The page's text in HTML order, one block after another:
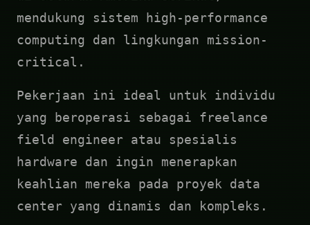
mendukung sistem high-performance
computing dan lingkungan mission-
critical.
Pekerjaan ini ideal untuk individu
yang beroperasi sebagai freelance
field engineer atau spesialis
hardware dan ingin menerapkan
keahlian mereka pada proyek data
center yang dinamis dan kompleks.